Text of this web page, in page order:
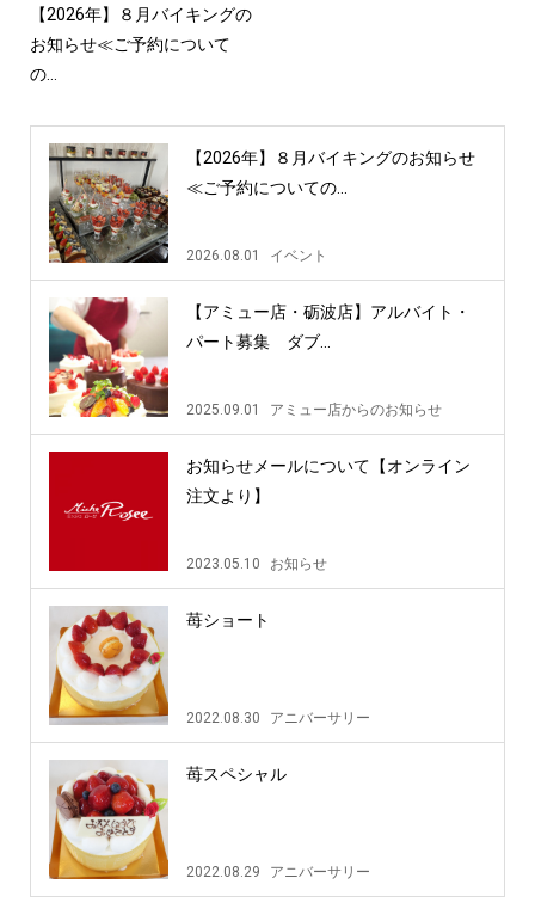
【2026年】８月バイキングの
お知らせ≪ご予約について
の...
【2026年】８月バイキングのお知らせ
≪ご予約についての...
2026.08.01 イベント
【アミュー店・砺波店】アルバイト・
パート募集 ダブ...
2025.09.01 アミュー店からのお知らせ
お知らせメールについて【オンライン
注文より】
2023.05.10 お知らせ
苺ショート
2022.08.30 アニバーサリー
苺スペシャル
2022.08.29 アニバーサリー